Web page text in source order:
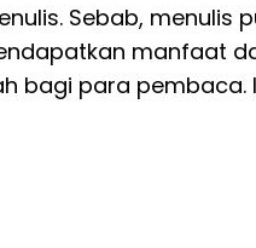
Sebab,
manfaat
bagi para pembaca.